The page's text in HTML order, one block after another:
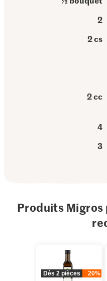
2
2 cs
2 cc
4
3
Produits
Dès 2 pièces 20%